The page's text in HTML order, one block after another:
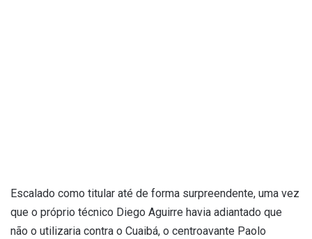
Escalado como titular até de forma surpreendente, uma vez
que o próprio técnico Diego Aguirre havia adiantado que
não o utilizaria contra o Cuaibá, o centroavante Paolo